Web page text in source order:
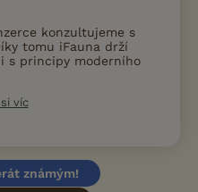
konzultujeme s
tomu iFauna drží
s principy moderního
víc
známým!